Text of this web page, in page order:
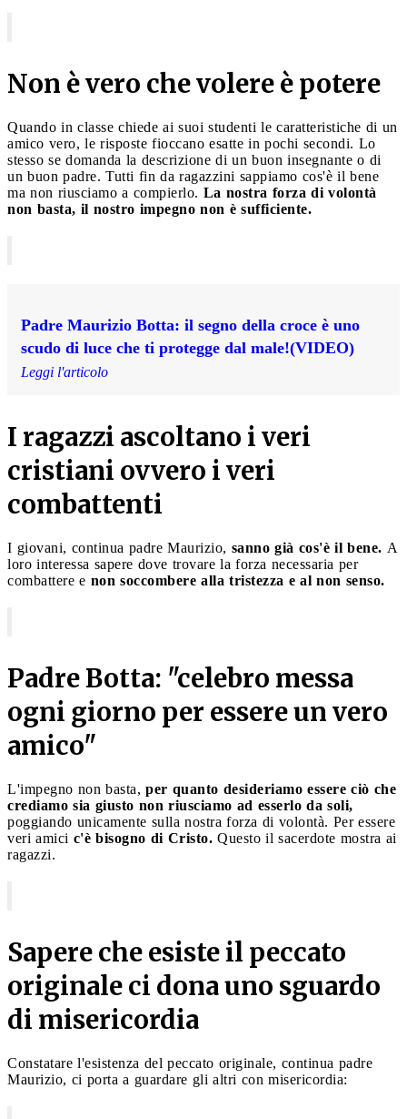
Non è vero che volere è potere
Quando in classe chiede ai suoi studenti le caratteristiche di un
amico vero, le risposte fioccano esatte in pochi secondi. Lo
stesso se domanda la descrizione di un buon insegnante o di
un buon padre. Tutti fin da ragazzini sappiamo cos'è il bene
ma non riusciamo a compierlo. La nostra forza di volontà
non basta, il nostro impegno non è sufficiente.
Padre Maurizio Botta: il segno della croce è uno
scudo di luce che ti protegge dal male!(VIDEO)
Leggi l'articolo
I ragazzi ascoltano i veri
cristiani ovvero i veri
combattenti
I giovani, continua padre Maurizio, sanno già cos'è il bene. A
loro interessa sapere dove trovare la forza necessaria per
combattere e non soccombere alla tristezza e al non senso.
Padre Botta: "celebro messa
ogni giorno per essere un vero
amico"
L'impegno non basta, per quanto desideriamo essere ciò che
crediamo sia giusto non riusciamo ad esserlo da soli,
poggiando unicamente sulla nostra forza di volontà. Per essere
veri amici c'è bisogno di Cristo. Questo il sacerdote mostra ai
ragazzi.
Sapere che esiste il peccato
originale ci dona uno sguardo
di misericordia
Constatare l'esistenza del peccato originale, continua padre
Maurizio, ci porta a guardare gli altri con misericordia: